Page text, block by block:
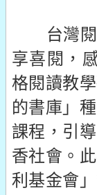
台灣閱
享喜閱，
格閱讀教
的書庫」
課程，引
香社會。
利基金會